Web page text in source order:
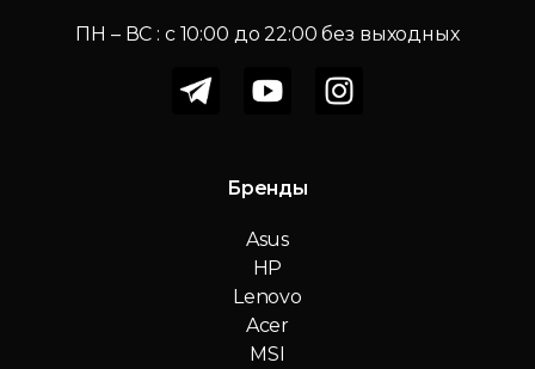
ПН – ВС : c 10:00 до 22:00 без выходных
Бренды
Asus
HP
Lenovo
Acer
MSI